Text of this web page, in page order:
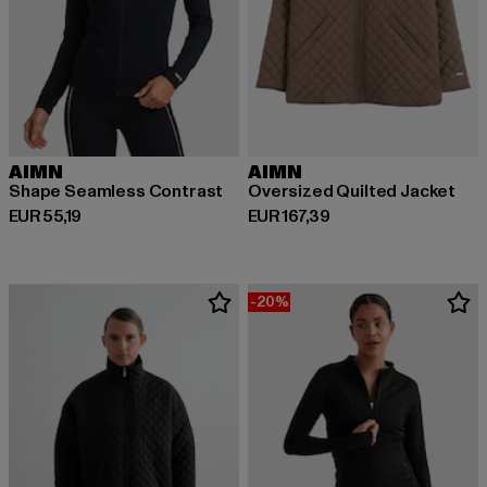
AIMN
Shape Seamless Contrast
EUR 55,19
Derzeitiger Preis: EUR 55,19
AIMN
Oversized Quilted Jacket
EUR 167,39
Derzeitiger Preis: EUR 167,39
-20%